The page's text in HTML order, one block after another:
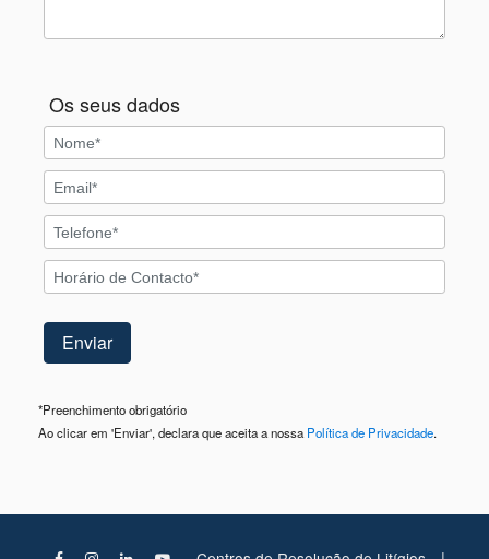
Os seus dados
*Preenchimento obrigatório
Ao clicar em 'Enviar', declara que aceita a nossa Política de Privacidade.